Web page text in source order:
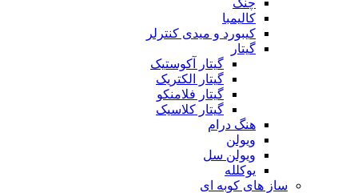
چنگ
کالیمبا
کیبورد و میدی کنترلر
گیتار
گیتار آکوستیک
گیتار الکتریک
گیتار فلامنکو
گیتار کلاسیک
هنگ درام
ویولن
ویولن سل
یوکلله
ساز های کوبه ای